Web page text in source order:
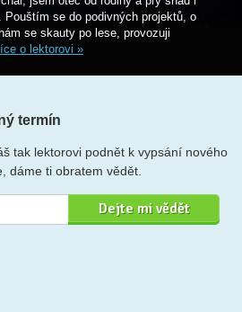
Pouštím se do podivných projektů, o
se skauty po lese, provozuji
o lektorovi »
termín
tak lektorovi podnět k vypsání nového
dáme ti obratem vědět.